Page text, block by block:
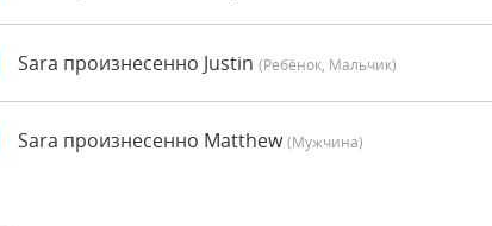
Sara произнесенно Justin (Ребёнок, Мальчик)
Sara произнесенно Matthew(мужчина)